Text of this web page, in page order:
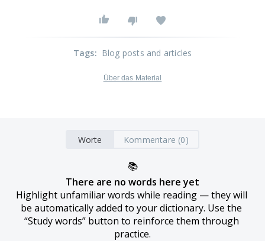
Tags: Blog posts and articles
Über das Material
Worte Kommentare (0)
📚
There are no words here yet
Highlight unfamiliar words while reading — they will
be automatically added to your dictionary. Use the
“Study words” button to reinforce them through
practice.